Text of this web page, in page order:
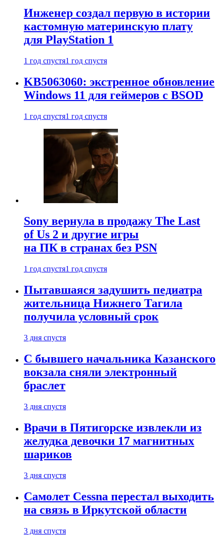
Инженер создал первую в истории
кастомную материнскую плату
для PlayStation 1
1 год спустя1 год спустя
KB5063060: экстренное обновление
Windows 11 для геймеров с BSOD
1 год спустя1 год спустя
Sony вернула в продажу The Last
of Us 2 и другие игры
на ПК в странах без PSN
1 год спустя1 год спустя
Пытавшаяся задушить педиатра
жительница Нижнего Тагила
получила условный срок
3 дня спустя
С бывшего начальника Казанского
вокзала сняли электронный
браслет
3 дня спустя
Врачи в Пятигорске извлекли из
желудка девочки 17 магнитных
шариков
3 дня спустя
Самолет Cessna перестал выходить
на связь в Иркутской области
3 дня спустя